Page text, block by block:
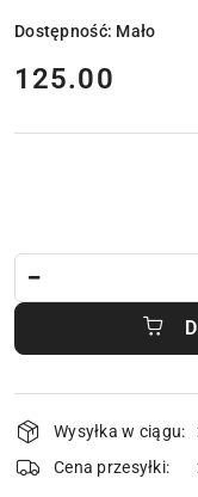
Dostępność: Mało
cena:
125.00
Dostępność
i
dostawa
Wysyłka w ciągu:
Cena przesyłki: